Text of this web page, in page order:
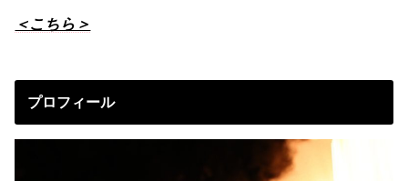
＜こちら＞
プロフィール